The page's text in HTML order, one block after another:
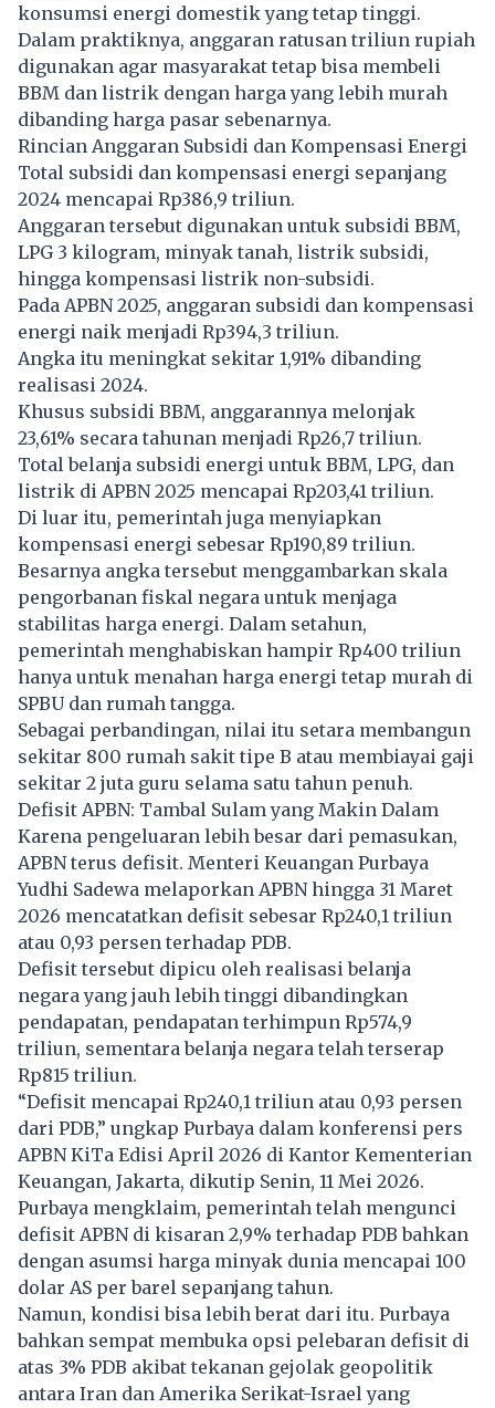
konsumsi energi domestik yang tetap tinggi.
Dalam praktiknya, anggaran ratusan triliun rupiah
digunakan agar masyarakat tetap bisa membeli
BBM dan listrik dengan harga yang lebih murah
dibanding harga pasar sebenarnya.
Rincian Anggaran Subsidi dan Kompensasi Energi
Total subsidi dan kompensasi energi sepanjang
2024 mencapai Rp386,9 triliun.
Anggaran tersebut digunakan untuk subsidi BBM,
LPG 3 kilogram, minyak tanah, listrik subsidi,
hingga kompensasi listrik non-subsidi.
Pada APBN 2025, anggaran subsidi dan kompensasi
energi naik menjadi Rp394,3 triliun.
Angka itu meningkat sekitar 1,91% dibanding
realisasi 2024.
Khusus subsidi BBM, anggarannya melonjak
23,61% secara tahunan menjadi Rp26,7 triliun.
Total belanja subsidi energi untuk BBM, LPG, dan
listrik di APBN 2025 mencapai Rp203,41 triliun.
Di luar itu, pemerintah juga menyiapkan
kompensasi energi sebesar Rp190,89 triliun.
Besarnya angka tersebut menggambarkan skala
pengorbanan fiskal negara untuk menjaga
stabilitas harga energi. Dalam setahun,
pemerintah menghabiskan hampir Rp400 triliun
hanya untuk menahan harga energi tetap murah di
SPBU dan rumah tangga.
Sebagai perbandingan, nilai itu setara membangun
sekitar 800 rumah sakit tipe B atau membiayai gaji
sekitar 2 juta guru selama satu tahun penuh.
Defisit APBN: Tambal Sulam yang Makin Dalam
Karena pengeluaran lebih besar dari pemasukan,
APBN terus defisit. Menteri Keuangan Purbaya
Yudhi Sadewa melaporkan APBN hingga 31 Maret
2026 mencatatkan defisit sebesar Rp240,1 triliun
atau 0,93 persen terhadap PDB.
Defisit tersebut dipicu oleh realisasi belanja
negara yang jauh lebih tinggi dibandingkan
pendapatan, pendapatan terhimpun Rp574,9
triliun, sementara belanja negara telah terserap
Rp815 triliun.
“Defisit mencapai Rp240,1 triliun atau 0,93 persen
dari PDB,” ungkap Purbaya dalam konferensi pers
APBN KiTa Edisi April 2026 di Kantor Kementerian
Keuangan, Jakarta, dikutip Senin, 11 Mei 2026.
Purbaya mengklaim, pemerintah telah mengunci
defisit APBN di kisaran 2,9% terhadap PDB bahkan
dengan asumsi harga minyak dunia mencapai 100
dolar AS per barel sepanjang tahun.
Namun, kondisi bisa lebih berat dari itu. Purbaya
bahkan sempat membuka opsi pelebaran defisit di
atas 3% PDB akibat tekanan gejolak geopolitik
antara Iran dan Amerika Serikat-Israel yang